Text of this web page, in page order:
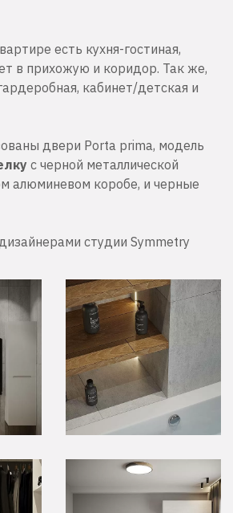
есть кухня-гостиная,
в прихожую и коридор. Так же,
кабинет/детская и
двери Porta prima, модель
с черной металлической
алюминевом коробе, и черные
студии Symmetry